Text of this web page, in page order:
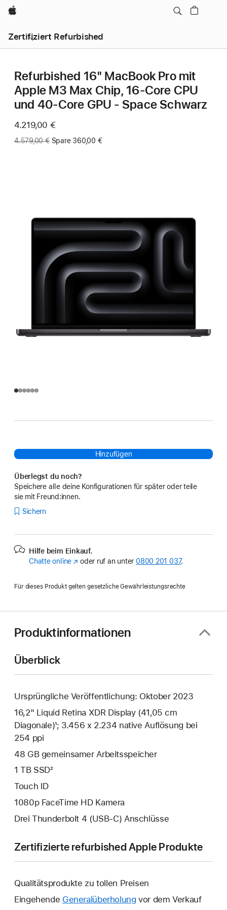
Apple
Zertifiziert Refurbished
Refurbished 16" MacBook Pro mit
Apple M3 Max Chip, 16‑Core CPU
und 40‑Core GPU - Space Schwarz
Jetzt
4.219,00 €
Vorher:
4.579,00 € Spare 360,00 €
Hinzufügen
Überlegst du noch?
Speichere alle deine Konfigurationen für später oder teile
sie mit Freund:innen.
Sichern
Hilfe beim Einkauf.
Chatte online (Öffnet
Fenster)
oder ruf an unter 0800 201 037.
Für dieses Produkt gelten gesetzliche Gewährleistungsrechte
Produktinformationen
Überblick
Ursprüngliche Veröffentlichung: Oktober 2023
16,2" Liquid Retina XDR Display (41,05 cm
Diagonale)¹; 3.456 x 2.234 native Auflösung bei
254 ppi
48 GB gemeinsamer Arbeits­speicher
1 TB SSD²
Touch ID
1080p FaceTime HD Kamera
Drei Thunderbolt 4 (USB‑C) Anschlüsse
Zertifizierte refurbished Apple Produkte
Qualitätsprodukte zu tollen Preisen
Eingehende Generalüberholung vor dem Verkauf